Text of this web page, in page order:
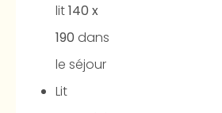
lit140 x
190 dans
le séjour
Lit